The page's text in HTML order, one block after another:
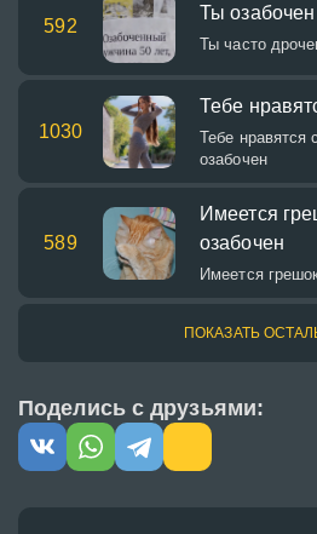
592
Ты
Ты часто
1030
Тебе
Тебе нравятся
озабочен
589
Имеется
озабочен
Имеется
ПОКАЗАТЬ
Поделись с друзьями: